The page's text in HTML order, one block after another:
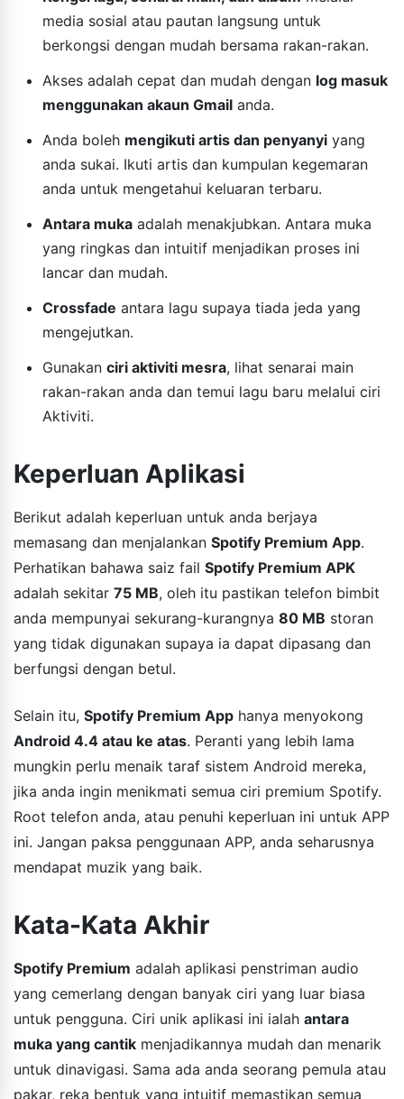
media sosial atau pautan langsung untuk
berkongsi dengan mudah bersama rakan-rakan.
Akses adalah cepat dan mudah dengan log masuk
menggunakan akaun Gmail anda.
Anda boleh mengikuti artis dan penyanyi yang
anda sukai. Ikuti artis dan kumpulan kegemaran
anda untuk mengetahui keluaran terbaru.
Antara muka adalah menakjubkan. Antara muka
yang ringkas dan intuitif menjadikan proses ini
lancar dan mudah.
Crossfade antara lagu supaya tiada jeda yang
mengejutkan.
Gunakan ciri aktiviti mesra, lihat senarai main
rakan-rakan anda dan temui lagu baru melalui ciri
Aktiviti.
Keperluan Aplikasi
Berikut adalah keperluan untuk anda berjaya
memasang dan menjalankan Spotify Premium App.
Perhatikan bahawa saiz fail Spotify Premium APK
adalah sekitar 75 MB, oleh itu pastikan telefon bimbit
anda mempunyai sekurang-kurangnya 80 MB storan
yang tidak digunakan supaya ia dapat dipasang dan
berfungsi dengan betul.
Selain itu, Spotify Premium App hanya menyokong
Android 4.4 atau ke atas. Peranti yang lebih lama
mungkin perlu menaik taraf sistem Android mereka,
jika anda ingin menikmati semua ciri premium Spotify.
Root telefon anda, atau penuhi keperluan ini untuk APP
ini. Jangan paksa penggunaan APP, anda seharusnya
mendapat muzik yang baik.
Kata-Kata Akhir
Spotify Premium adalah aplikasi penstriman audio
yang cemerlang dengan banyak ciri yang luar biasa
untuk pengguna. Ciri unik aplikasi ini ialah antara
muka yang cantik menjadikannya mudah dan menarik
untuk dinavigasi. Sama ada anda seorang pemula atau
pakar, reka bentuk yang intuitif memastikan semua